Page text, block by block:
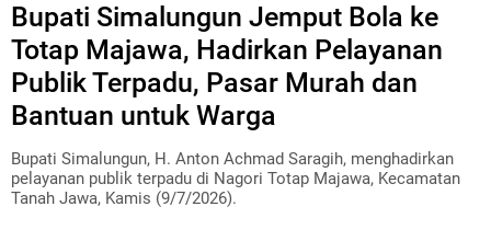
Bupati Simalungun Jemput Bola ke
Totap Majawa, Hadirkan Pelayanan
Publik Terpadu, Pasar Murah dan
Bantuan untuk Warga
Bupati Simalungun, H. Anton Achmad Saragih, menghadirkan
pelayanan publik terpadu di Nagori Totap Majawa, Kecamatan
Tanah Jawa, Kamis (9/7/2026).